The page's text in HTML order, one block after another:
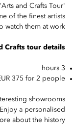
and Crafts Tour'
of the finest artists
them at work.
Crafts tour details:
3 hours
375 for 2 people
showrooms
a personalised
about the history